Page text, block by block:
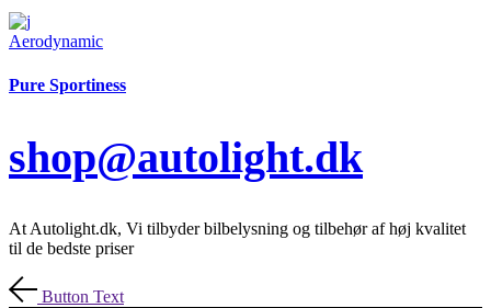
Aerodynamic
Pure Sportiness
shop@autolight.dk
At Autolight.dk, Vi tilbyder bilbelysning og tilbehør af høj kvalitet
til de bedste priser
Button Text